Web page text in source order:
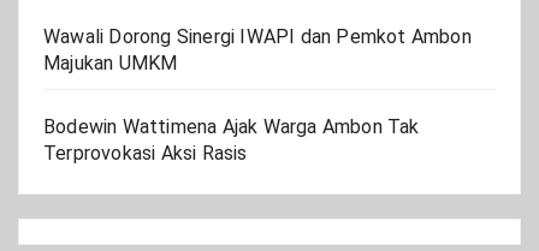
Wawali Dorong Sinergi IWAPI dan Pemkot Ambon
Majukan UMKM
Bodewin Wattimena Ajak Warga Ambon Tak
Terprovokasi Aksi Rasis